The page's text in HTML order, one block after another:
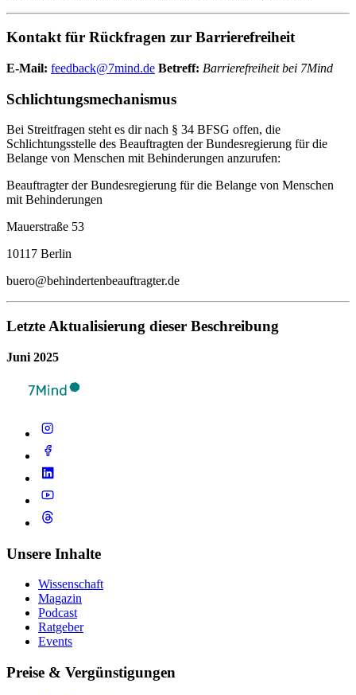
Kontakt für Rückfragen zur Barrierefreiheit
E-Mail: feedback@7mind.de Betreff: Barrierefreiheit bei 7Mind
Schlichtungsmechanismus
Bei Streitfragen steht es dir nach § 34 BFSG offen, die
Schlichtungsstelle des Beauftragten der Bundesregierung für die
Belange von Menschen mit Behinderungen anzurufen:
Beauftragter der Bundesregierung für die Belange von Menschen
mit Behinderungen
Mauerstraße 53
10117 Berlin
buero@behindertenbeauftragter.de
Letzte Aktualisierung dieser Beschreibung
Juni 2025
Unsere Inhalte
Wissenschaft
Magazin
Podcast
Ratgeber
Events
Preise & Vergünstigungen